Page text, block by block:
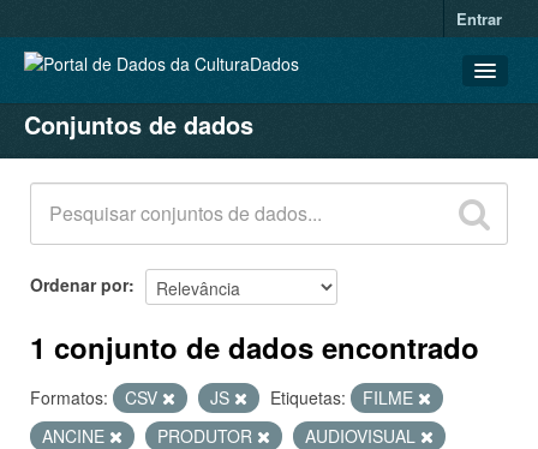
Entrar
CONJUNTOS DE DADOS
ORGANIZAÇÕES
GRUPOS
SOBRE
Conjuntos de dados
Ordenar por
1 conjunto de dados encontrado
Formatos: CSV JS Etiquetas:
FILME
ANCINE
PRODUTOR
AUDIOVISUAL